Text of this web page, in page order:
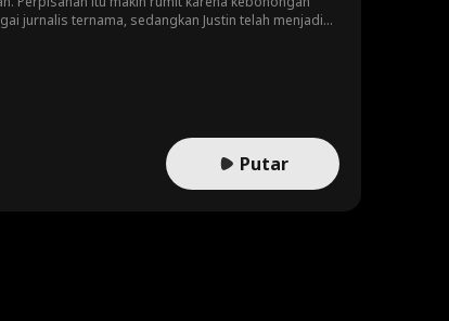
jurnalis ternama, sedangkan Justin telah menjadi
Putar